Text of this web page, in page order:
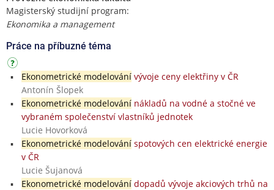
Magisterský studijní program:
Ekonomika a management
Práce na příbuzné téma
Ekonometrické modelovánívývoje ceny elektřiny v ČR
Antonín Šlopek
Ekonometrické modelovánínákladů na vodné a stočné ve
vybraném společenství vlastníků jednotek
Lucie Hovorková
Ekonometrické modelováníspotových cen elektrické energie
v ČR
Lucie Šujanová
Ekonometrické modelovánídopadů vývoje akciových trhů na